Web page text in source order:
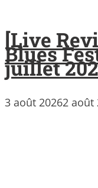
[Live
Blues
juillet
3 août 20262 août